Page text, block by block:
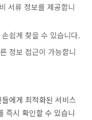
서류 정보를 제공합니
쉽게 찾을 수 있습니다.
정보 접근이 가능합니
에게 최적화된 서비스
즉시 확인할 수 있습니